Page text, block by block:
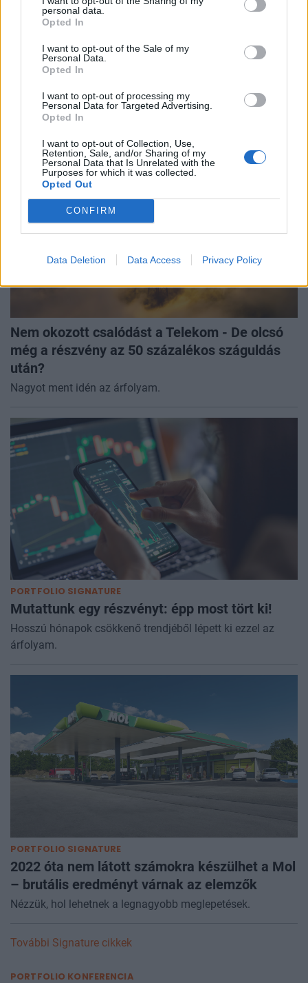
personal data.
Opted In
I want to opt-out of the Sale of my
Personal Data.
Opted In
I want to opt-out of processing my
Personal Data for Targeted Advertising.
Opted In
I want to opt-out of Collection, Use,
Retention, Sale, and/or Sharing of my
Personal Data that Is Unrelated with the
Purposes for which it was collected.
Opted Out
CONFIRM
Data Deletion Data Access Privacy Policy
Készülhetnek a piacok: meglepő hír
érkezett az Egyesült Államok
munakerőpiacáról a kamatdöntés előtt
Több mutató is átírhatja az eddigi várakozásokat.
PORTFOLIO SIGNATURE
Nem okozott csalódást a Telekom - De olcsó
még a részvény az 50 százalékos száguldás
után?
Nagyot ment idén az árfolyam.
PORTFOLIO SIGNATURE
Mutattunk egy részvényt: épp most tört ki!
Hosszú hónapok csökkenő trendjéből lépett ki ezzel az
árfolyam.
PORTFOLIO SIGNATURE
2022 óta nem látott számokra készülhet a Mol
– brutális eredményt várnak az elemzők
Nézzük, hol lehetnek a legnagyobb meglepetések.
További Signature cikkek
PORTFOLIO KONFERENCIA